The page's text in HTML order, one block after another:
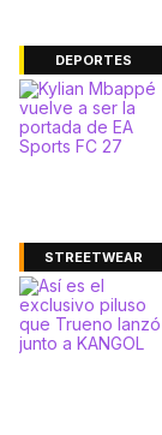
DEPORTES
STREETWEAR